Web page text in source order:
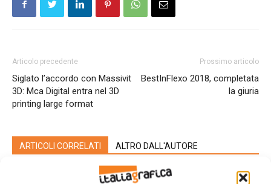
Articolo precedente
Siglato l’accordo con Massivit
3D: Mca Digital entra nel 3D
printing large format
Prossimo articolo
BestInFlexo 2018, completata
la giuria
ARTICOLI CORRELATI ALTRO DALL'AUTORE
Viscom 2026 cambia volto: debutta il